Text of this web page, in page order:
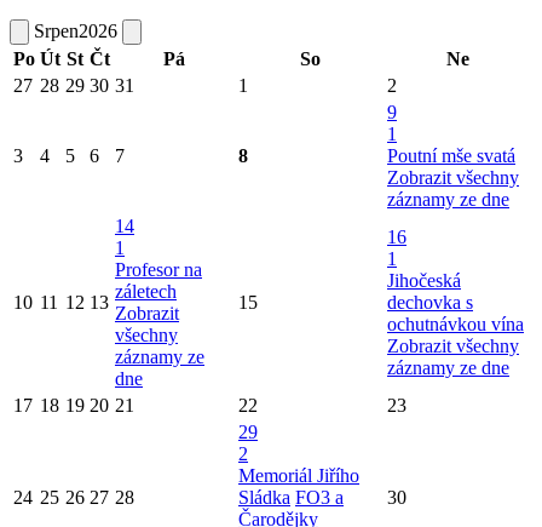
Srpen2026
Po Út St Čt Pá So
Ne
27 28 29 30 31 1 2
3 4 5 6 7 8
9
1
Poutní mše svatá
Zobrazit všechny
záznamy ze dne
10 11 12 13
14
1
Profesor na
záletech
Zobrazit
všechny
záznamy ze
dne
15
16
1
Jihočeská
dechovka s
ochutnávkou vína
Zobrazit všechny
záznamy ze dne
17 18 19 20 21 22 23
24 25 26 27 28
29
2
Memoriál Jiřího
Sládka FO3 a
Čarodějky
30